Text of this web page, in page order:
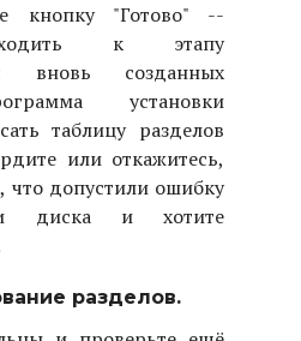
кнопку "Готово" --
к этапу
вновь созданных
установки
таблицу разделов
или откажитесь,
что допустили ошибку
диска и хотите
разделов.